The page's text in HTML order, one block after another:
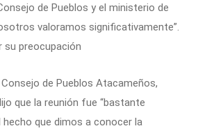
de Pueblos y el ministerio de
valoramos significativamente”.
su preocupación
de Pueblos Atacameños,
que la reunión fue “bastante
que dimos a conocer la